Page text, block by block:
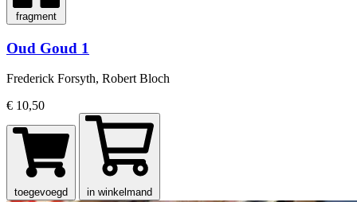
fragment
Oud Goud 1
Frederick Forsyth, Robert Bloch
€ 10,50
toegevoegd in winkelmand